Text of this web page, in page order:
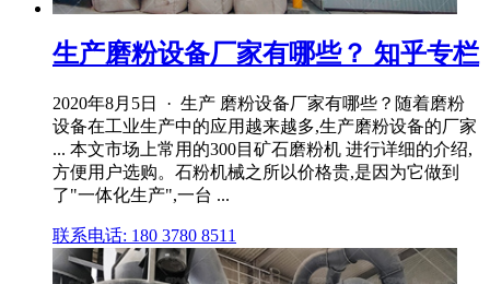
生产磨粉设备厂家有哪些？ 知乎专栏
2020年8月5日 · 生产 磨粉设备厂家有哪些？随着磨粉
设备在工业生产中的应用越来越多,生产磨粉设备的厂家
... 本文市场上常用的300目矿石磨粉机 进行详细的介绍,
方便用户选购。石粉机械之所以价格贵,是因为它做到
了"一体化生产",一台 ...
联系电话: 180 3780 8511